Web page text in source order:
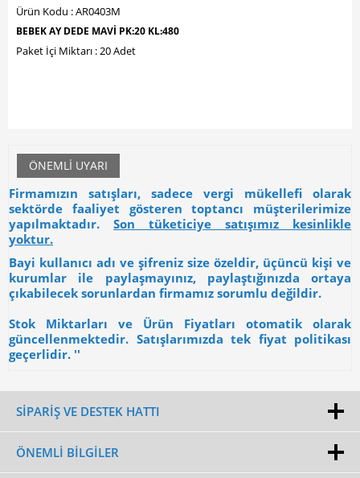
Ürün Kodu : AR0403M
BEBEK AY DEDE MAVİ PK:20 KL:480
Paket İçi Miktarı : 20 Adet
ÖNEMLI UYARI
Firmamızın satışları, sadece vergi mükellefi olarak
sektörde faaliyet gösteren toptancı müşterilerimize
yapılmaktadır. Son tüketiciye satışımız kesinlikle
yoktur.
Bayi kullanıcı adı ve şifreniz size özeldir, üçüncü kişi ve
kurumlar ile paylaşmayınız, paylaştığınızda ortaya
çıkabilecek sorunlardan firmamız sorumlu değildir.
Stok Miktarları ve Ürün Fiyatları otomatik olarak
güncellenmektedir. Satışlarımızda tek fiyat politikası
geçerlidir. ''
SİPARİŞ VE DESTEK HATTI
ÖNEMLI BILGILER